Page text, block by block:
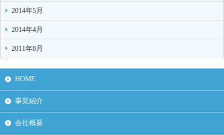
2014年5月
2014年4月
2011年8月
HOME
事業紹介
会社概要